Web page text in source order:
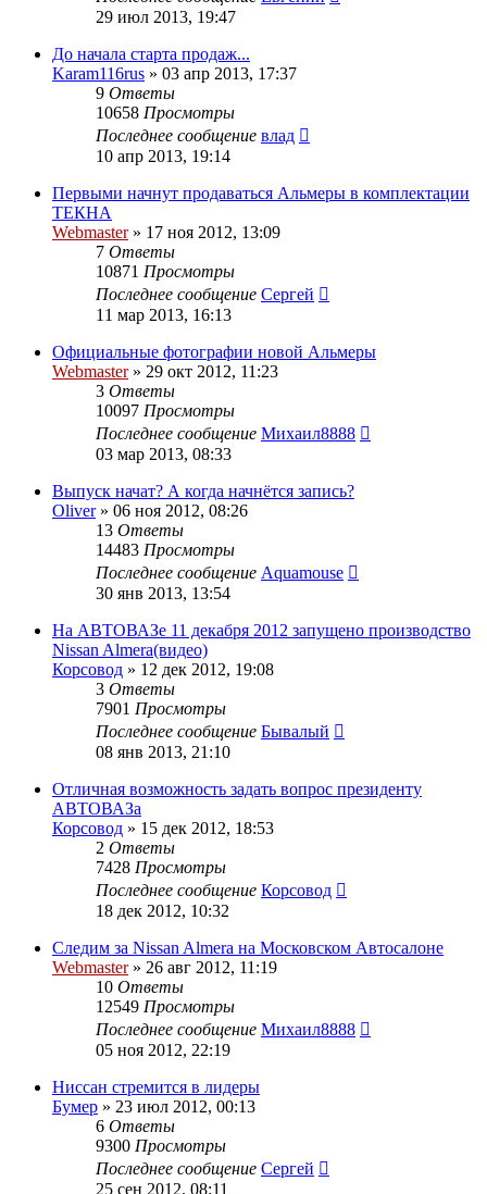
29 июл 2013, 19:47
До начала старта продаж...
Karam116rus » 03 апр 2013, 17:37
9 Ответы
10658 Просмотры
Последнее сообщение влад
10 апр 2013, 19:14
Первыми начнут продаваться Альмеры в комплектации
ТЕКНА
Webmaster» 17 ноя 2012, 13:09
7 Ответы
10871 Просмотры
Последнее сообщение Сергей
11 мар 2013, 16:13
Официальные фотографии новой Альмеры
Webmaster» 29 окт 2012, 11:23
3 Ответы
10097 Просмотры
Последнее сообщение Михаил8888
03 мар 2013, 08:33
Выпуск начат? А когда начнётся запись?
Oliver» 06 ноя 2012, 08:26
13 Ответы
14483 Просмотры
Последнее сообщение Aquamouse
30 янв 2013, 13:54
На АВТОВАЗе 11 декабря 2012 запущено производство
Nissan Almera(видео)
Корсовод » 12 дек 2012, 19:08
3 Ответы
7901 Просмотры
Последнее сообщение Бывалый
08 янв 2013, 21:10
Отличная возможность задать вопрос президенту
АВТОВАЗа
Корсовод » 15 дек 2012, 18:53
2 Ответы
7428 Просмотры
Последнее сообщение Корсовод
18 дек 2012, 10:32
Следим за Nissan Almera на Московском Автосалоне
Webmaster» 26 авг 2012, 11:19
10 Ответы
12549 Просмотры
Последнее сообщение Михаил8888
05 ноя 2012, 22:19
Ниссан стремится в лидеры
Бумер » 23 июл 2012, 00:13
6 Ответы
9300 Просмотры
Последнее сообщение Сергей
25 сен 2012, 08:11